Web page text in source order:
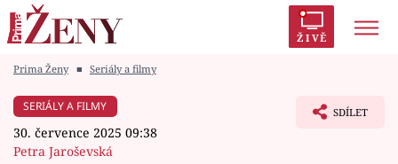
ŽIVĚ
Módní alarm
Prima Ženy ■ Seriály a filmy
SERIÁLY A FILMY
30. července 2025 09:38
Petra Jaroševská
SDÍLET